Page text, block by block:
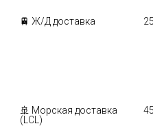
🚆 Ж/Д доставка
🚢 Морская доставка
(LCL)